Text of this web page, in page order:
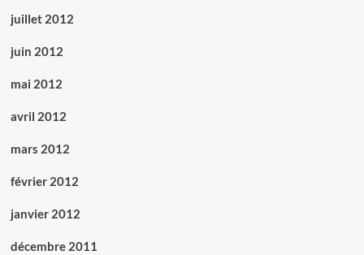
juillet 2012
juin 2012
mai 2012
avril 2012
mars 2012
février 2012
janvier 2012
décembre 2011